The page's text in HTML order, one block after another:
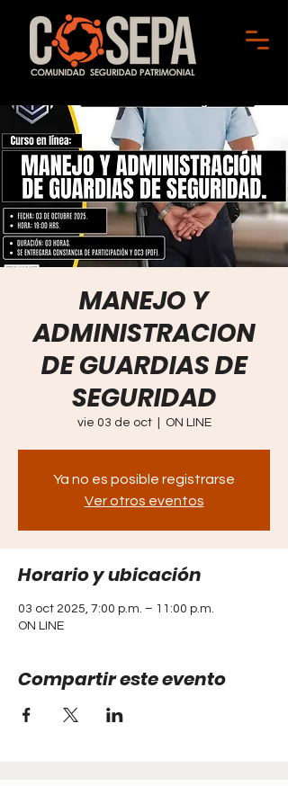
MANEJO Y
ADMINISTRACION
DE GUARDIAS DE
SEGURIDAD
vie 03 de oct
  |
ON LINE
Ya no es posible registrarse
Ver otros eventos
Horario y ubicación
03 oct 2025, 7:00 p.m. – 11:00 p.m.
ON LINE
Compartir este evento